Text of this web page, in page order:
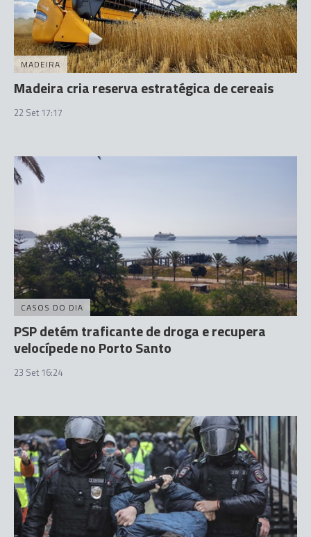
MADEIRA
Madeira cria reserva estratégica de cereais
22 Set 17:17
CASOS DO DIA
PSP detém traficante de droga e recupera
velocípede no Porto Santo
23 Set 16:24